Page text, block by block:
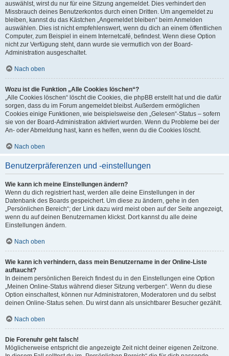
auswählst, wirst du nur für eine Sitzung angemeldet. Dies verhindert den
Missbrauch deines Benutzerkontos durch einen Dritten. Um angemeldet zu
bleiben, kannst du das Kästchen „Angemeldet bleiben“ beim Anmelden
auswählen. Dies ist nicht empfehlenswert, wenn du dich an einem öffentlichen
Computer, zum Beispiel in einem Internetcafé, befindest. Wenn diese Option
nicht zur Verfügung steht, dann wurde sie vermutlich von der Board-
Administration ausgeschaltet.
Nach oben
Wozu ist die Funktion „Alle Cookies löschen“?
„Alle Cookies löschen“ löscht die Cookies, die phpBB erstellt hat und die dafür
sorgen, dass du im Forum angemeldet bleibst. Außerdem ermöglichen
Cookies einige Funktionen, wie beispielsweise den „Gelesen“-Status – sofern
sie von der Board-Administration aktiviert wurden. Wenn du Probleme bei der
An- oder Abmeldung hast, kann es helfen, wenn du die Cookies löscht.
Nach oben
Benutzerpräferenzen und -einstellungen
Wie kann ich meine Einstellungen ändern?
Wenn du dich registriert hast, werden alle deine Einstellungen in der
Datenbank des Boards gespeichert. Um diese zu ändern, gehe in den
„Persönlichen Bereich“; der Link dazu wird meist oben auf der Seite angezeigt,
wenn du auf deinen Benutzernamen klickst. Dort kannst du alle deine
Einstellungen ändern.
Nach oben
Wie kann ich verhindern, dass mein Benutzername in der Online-Liste
auftaucht?
In deinem persönlichen Bereich findest du in den Einstellungen eine Option
„Meinen Online-Status während dieser Sitzung verbergen“. Wenn du diese
Option einschaltest, können nur Administratoren, Moderatoren und du selbst
deinen Online-Status sehen. Du wirst dann als unsichtbarer Besucher gezählt.
Nach oben
Die Forenuhr geht falsch!
Möglicherweise entspricht die angezeigte Zeit nicht deiner eigenen Zeitzone.